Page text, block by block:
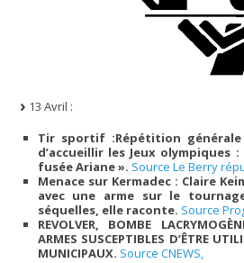
13 Avril :
Tir sportif :Répétition
d’accueillir les Jeux olympiques
fusée Ariane ». Source Le Berry
Menace sur Kermadec : Claire
avec une arme sur le
séquelles, elle raconte. Source
REVOLVER, BOMBE
ARMES SUSCEPTIBLES D’ÊTRE
MUNICIPAUX. Source CNEWS,